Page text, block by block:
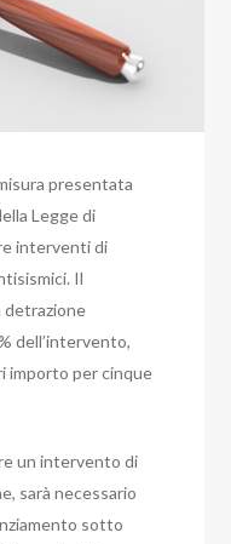
presentata
Legge di
interventi di
Il
detrazione
dell’intervento,
importo per cinque
un intervento di
sarà necessario
sotto